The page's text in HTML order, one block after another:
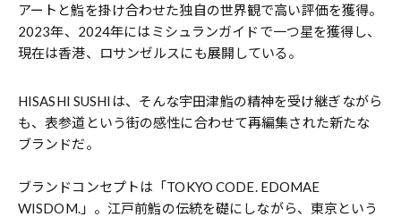
アートと鮨を掛け合わせた独自の世界観で高い評価を獲得。
2023年、2024年にはミシュランガイドで一つ星を獲得し、
現在は香港、ロサンゼルスにも展開している。
HISASHI SUSHIは、そんな宇田津鮨の精神を受け継ぎながら
も、表参道という街の感性に合わせて再編集された新たな
ブランドだ。
ブランドコンセプトは「TOKYO CODE. EDOMAE
WISDOM.」。江戸前鮨の伝統を礎にしながら、東京という